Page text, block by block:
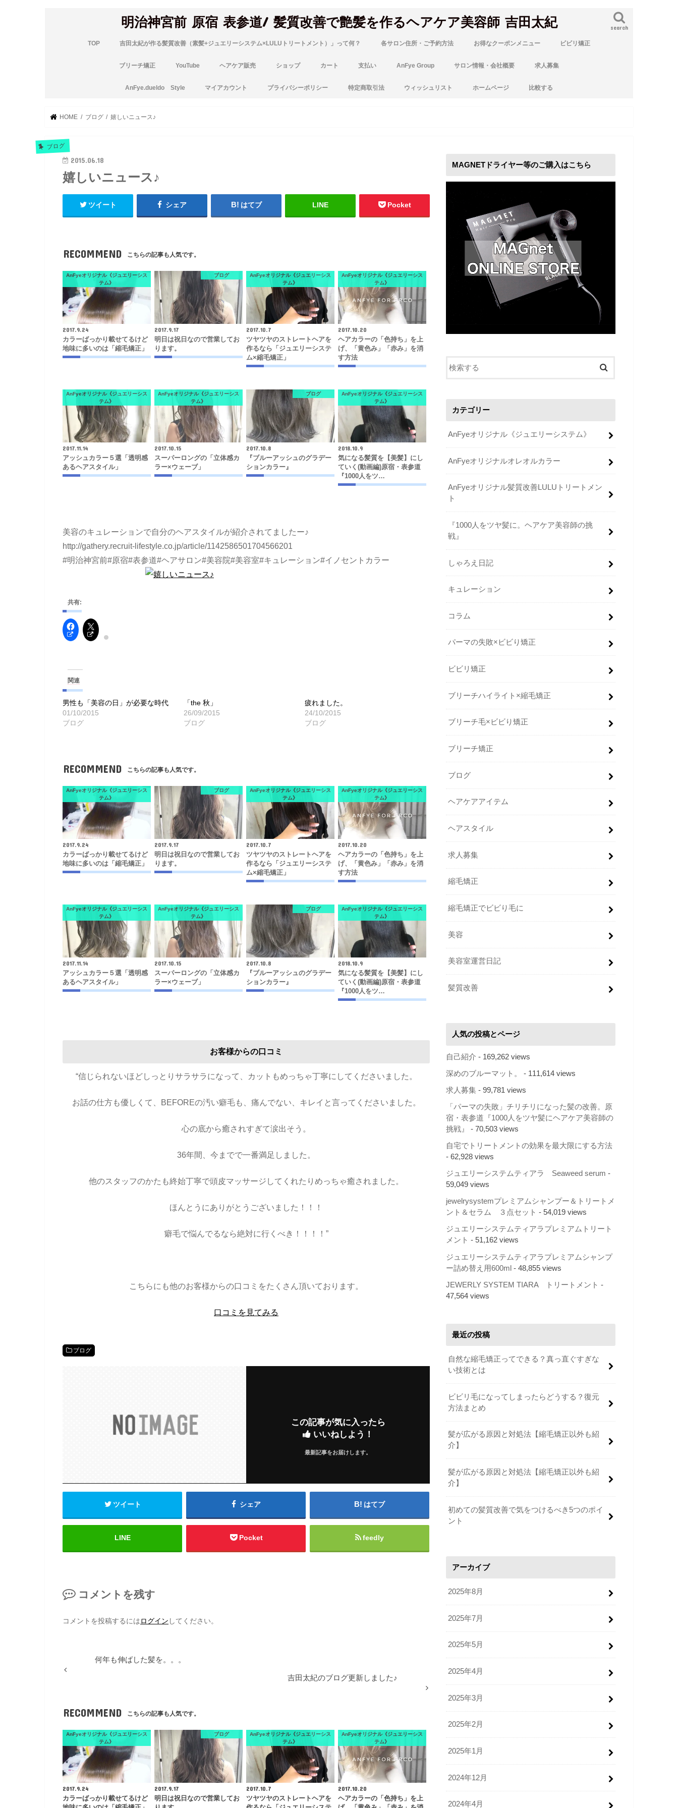
明治神宮前 原宿 表参道/ 髪質改善で艶髪を作るヘアケア美容師 吉田太紀 search
TOP 吉田太紀が作る髪質改善（素髪+ジュエリーシステム×LULUトリートメント）」って何？ 各サロン住所・ご予約方法 お得なクーポンメニュー ビビリ矯正
ブリーチ矯正 YouTube ヘアケア販売 ショップ カート 支払い AnFye Group サロン情報・会社概要 求人募集
AnFye.dueldo Style マイアカウント プライバシーポリシー 特定商取引法 ウィッシュリスト ホームページ 比較する
HOME ブログ 嬉しいニュース♪
ブログ
2015.06.18
嬉しいニュース♪
ツイート シェア はてブ LINE Pocket
RECOMMEND こちらの記事も人気です。
AnFyeオリジナル《ジュエリーシス
テム》
2017.9.24
カラーばっかり載せてるけど
地味に多いのは「縮毛矯正」
ブログ
2017.9.17
明日は祝日なので営業してお
ります。
AnFyeオリジナル《ジュエリーシス
テム》
2017.10.7
ツヤツヤのストレートヘアを
作るなら「ジュエリーシステ
ム×縮毛矯正」
AnFyeオリジナル《ジュエリーシス
テム》
2017.10.20
ヘアカラーの「色持ち」を上
げ、「黄色み」「赤み」を消
す方法
AnFyeオリジナル《ジュエリーシス
テム》
2017.11.14
アッシュカラー５選「透明感
あるヘアスタイル」
AnFyeオリジナル《ジュエリーシス
テム》
2017.10.15
スーパーロングの「立体感カ
ラー×ウェーブ」
ブログ
2017.10.8
『ブルーアッシュのグラデー
ションカラー』
AnFyeオリジナル《ジュエリーシス
テム》
2018.10.9
気になる髪質を【美髪】にし
ていく(動画編)原宿・表参道
『1000人をツ…
美容のキュレーションで自分のヘアスタイルが紹介されてましたー♪
http://gathery.recruit-lifestyle.co.jp/article/1142586501704566201
#明治神宮前#原宿#表参道#ヘアサロン#美容院#美容室#キュレーション#イノセントカラー
共有:
関連
男性も「美容の日」が必要な時代
01/10/2015
ブログ
「the 秋」
26/09/2015
ブログ
疲れました。
24/10/2015
ブログ
RECOMMEND こちらの記事も人気です。
AnFyeオリジナル《ジュエリーシス
テム》
2017.9.24
カラーばっかり載せてるけど
地味に多いのは「縮毛矯正」
ブログ
2017.9.17
明日は祝日なので営業してお
ります。
AnFyeオリジナル《ジュエリーシス
テム》
2017.10.7
ツヤツヤのストレートヘアを
作るなら「ジュエリーシステ
ム×縮毛矯正」
AnFyeオリジナル《ジュエリーシス
テム》
2017.10.20
ヘアカラーの「色持ち」を上
げ、「黄色み」「赤み」を消
す方法
AnFyeオリジナル《ジュエリーシス
テム》
2017.11.14
アッシュカラー５選「透明感
あるヘアスタイル」
AnFyeオリジナル《ジュエリーシス
テム》
2017.10.15
スーパーロングの「立体感カ
ラー×ウェーブ」
ブログ
2017.10.8
『ブルーアッシュのグラデー
ションカラー』
AnFyeオリジナル《ジュエリーシス
テム》
2018.10.9
気になる髪質を【美髪】にし
ていく(動画編)原宿・表参道
『1000人をツ…
お客様からの口コミ
“信じられないほどしっとりサラサラになって、カットもめっちゃ丁寧にしてくださいました。
お話の仕方も優しくて、BEFOREの汚い癖毛も、痛んでない、キレイと言ってくださいました。
心の底から癒されすぎて涙出そう。
36年間、今までで一番満足しました。
他のスタッフのかたも終始丁寧で頭皮マッサージしてくれたりめっちゃ癒されました。
ほんとうにありがとうございました！！！
癖毛で悩んでるなら絶対に行くべき！！！！”
こちらにも他のお客様からの口コミをたくさん頂いております。
口コミを見てみる
ブログ
この記事が気に入ったら
いいねしよう！
最新記事をお届けします。
ツイート シェア はてブ
LINE Pocket feedly
コメントを残す
コメントを投稿するにはログイン してください。
何年も伸ばした髪を。。。
吉田太紀のブログ更新しました♪
RECOMMEND こちらの記事も人気です。
AnFyeオリジナル《ジュエリーシス
テム》
2017.9.24
カラーばっかり載せてるけど
ブログ
2017.9.17
明日は祝日なので営業してお
AnFyeオリジナル《ジュエリーシス
テム》
2017.10.7
ツヤツヤのストレートヘアを
AnFyeオリジナル《ジュエリーシス
テム》
2017.10.20
ヘアカラーの「色持ち」を上
MAGNETドライヤー等のご購入はこちら
カテゴリー
AnFyeオリジナル《ジュエリーシステム》
AnFyeオリジナルオレオルカラー
AnFyeオリジナル髪質改善LULUトリートメン
ト
『1000人をツヤ髪に。ヘアケア美容師の挑
戦』
しゃろえ日記
キュレーション
コラム
パーマの失敗×ビビり矯正
ビビリ矯正
ブリーチハイライト×縮毛矯正
ブリーチ毛×ビビり矯正
ブリーチ矯正
ブログ
ヘアケアアイテム
ヘアスタイル
求人募集
縮毛矯正
縮毛矯正でビビり毛に
美容
美容室運営日記
髪質改善
人気の投稿とページ
自己紹介 - 169,262 views
深めのブルーマット。 - 111,614 views
求人募集 - 99,781 views
「パーマの失敗」チリチリになった髪の改善。原
宿・表参道『1000人をツヤ髪にヘアケア美容師の
挑戦』
- 70,503 views
自宅でトリートメントの効果を最大限にする方法
- 62,928 views
ジュエリーシステムティアラ Seaweed serum -
59,049 views
jewelrysystemプレミアムシャンプー＆トリートメ
ント＆セラム ３点セット - 54,019 views
ジュエリーシステムティアラプレミアムトリート
メント - 51,162 views
ジュエリーシステムティアラプレミアムシャンプ
ー詰め替え用600ml - 48,855 views
JEWERLY SYSTEM TIARA トリートメント -
47,564 views
最近の投稿
自然な縮毛矯正ってできる？真っ直ぐすぎな
い技術とは
ビビリ毛になってしまったらどうする？復元
方法まとめ
髪が広がる原因と対処法【縮毛矯正以外も紹
介】
髪が広がる原因と対処法【縮毛矯正以外も紹
介】
初めての髪質改善で気をつけるべき5つのポイ
ント
アーカイブ
2025年8月
2025年7月
2025年5月
2025年4月
2025年3月
2025年2月
2025年1月
2024年12月
2024年4月